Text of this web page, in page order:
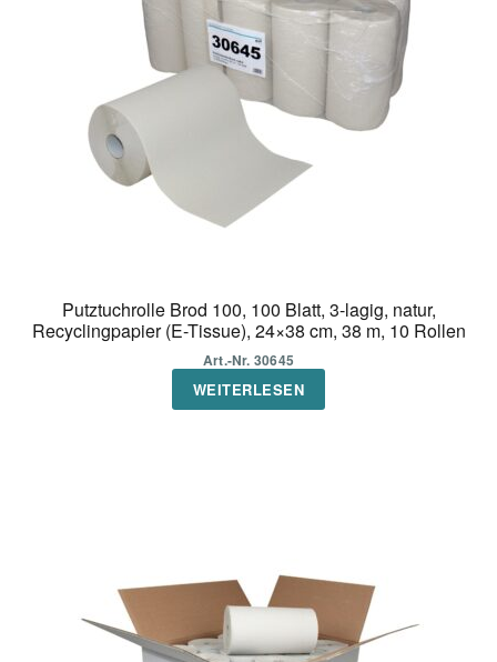
Putztuchrolle Brod 100, 100 Blatt, 3-lagig, natur,
Recyclingpapier (E-Tissue), 24×38 cm, 38 m, 10 Rollen
Art.-Nr. 30645
WEITERLESEN